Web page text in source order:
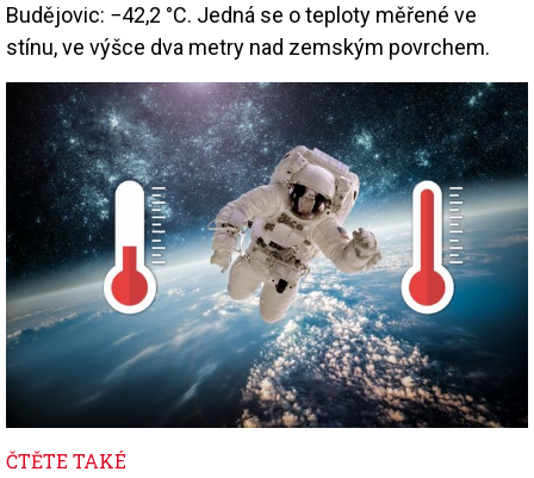
Budějovic: −42,2 °C. Jedná se o teploty měřené ve
stínu, ve výšce dva metry nad zemským povrchem.
Image
ČTĚTE TAKÉ